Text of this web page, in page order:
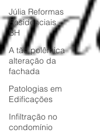
Júlia Reformas
Residenciais -
BH
A tão polêmica
alteração da
fachada
Patologias em
Edificações
Infiltração no
condomínio